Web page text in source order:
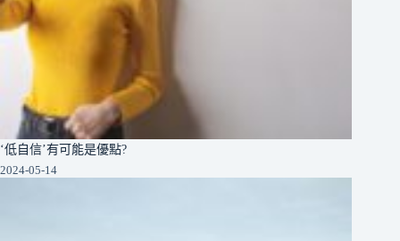
‘低自信’有可能是優點?
2024-05-14